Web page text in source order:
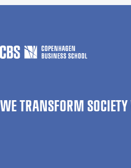
WE TRANSFORM